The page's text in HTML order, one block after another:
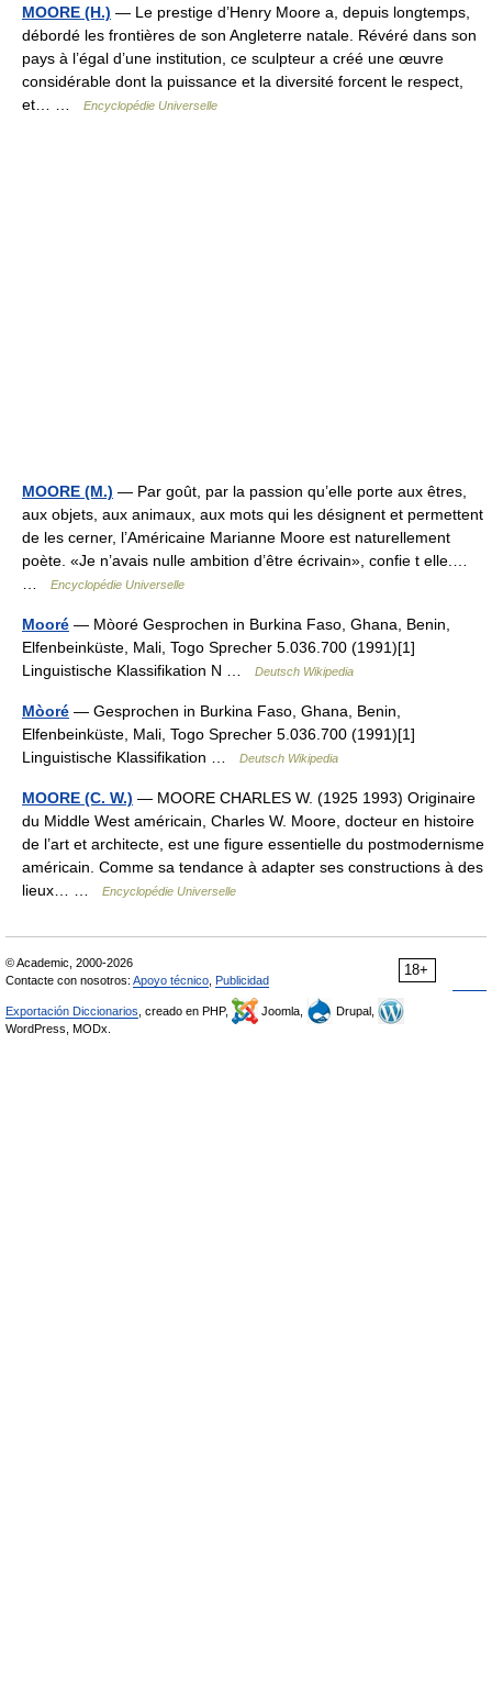
MOORE (H.) — Le prestige d’Henry Moore a, depuis longtemps,
débordé les frontières de son Angleterre natale. Révéré dans son
pays à l’égal d’une institution, ce sculpteur a créé une œuvre
considérable dont la puissance et la diversité forcent le respect,
et… …
Encyclopédie Universelle
MOORE (M.) — Par goût, par la passion qu’elle porte aux êtres,
aux objets, aux animaux, aux mots qui les désignent et permettent
de les cerner, l’Américaine Marianne Moore est naturellement
poète. «Je n’avais nulle ambition d’être écrivain», confie t elle.…
Encyclopédie Universelle
Mooré — Mòoré Gesprochen in Burkina Faso, Ghana, Benin,
Elfenbeinküste, Mali, Togo Sprecher 5.036.700 (1991)[1]
Linguistische Klassifikation N …
Deutsch Wikipedia
Mòoré — Gesprochen in Burkina Faso, Ghana, Benin,
Elfenbeinküste, Mali, Togo Sprecher 5.036.700 (1991)[1]
Linguistische Klassifikation …
Deutsch Wikipedia
MOORE (C. W.) — MOORE CHARLES W. (1925 1993) Originaire
du Middle West américain, Charles W. Moore, docteur en histoire
de l’art et architecte, est une figure essentielle du postmodernisme
américain. Comme sa tendance à adapter ses constructions à des
lieux… …
Encyclopédie Universelle
18+
© Academic, 2000-2026
Contacte con nosotros: Apoyo técnico Publicidad
Exportación Diccionarios , creado en PHP, Joomla,
Drupal,
WordPress, MODx.